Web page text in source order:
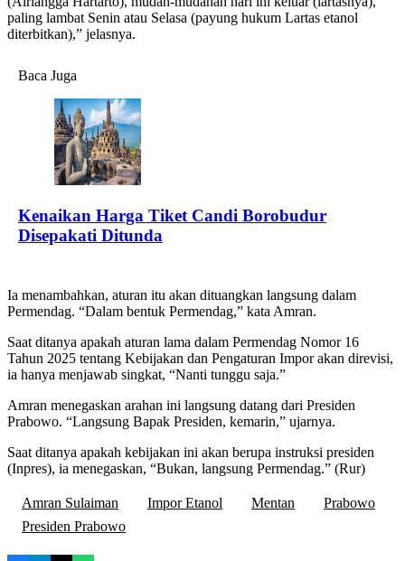
paling lambat Senin atau Selasa (payung hukum Lartas etanol
diterbitkan),” jelasnya.
Baca Juga
Kenaikan Harga Tiket Candi Borobudur
Disepakati Ditunda
Ia menambahkan, aturan itu akan dituangkan langsung dalam
Permendag. “Dalam bentuk Permendag,” kata Amran.
Saat ditanya apakah aturan lama dalam Permendag Nomor 16
Tahun 2025 tentang Kebijakan dan Pengaturan Impor akan direvisi,
ia hanya menjawab singkat, “Nanti tunggu saja.”
Amran menegaskan arahan ini langsung datang dari Presiden
Prabowo. “Langsung Bapak Presiden, kemarin,” ujarnya.
Saat ditanya apakah kebijakan ini akan berupa instruksi presiden
(Inpres), ia menegaskan, “Bukan, langsung Permendag.” (Rur)
Amran Sulaiman Impor Etanol Mentan
Prabowo
Presiden Prabowo